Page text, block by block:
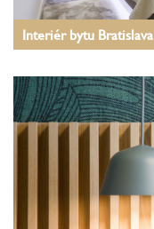
Interiér bytu Bratislava